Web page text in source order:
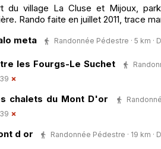
du village La Cluse et Mijoux,
Rando faite en juillet 2011, trace
meta
Randonnée Pédestre · 5 km ·
les Fourgs-Le Suchet
chalets du Mont D'or
d or Randonnée Pédestre · 19 km ·